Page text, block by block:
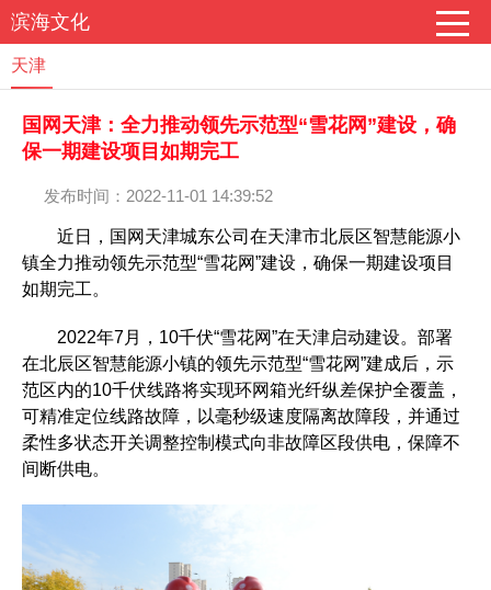
滨海文化
天津
国网天津：全力推动领先示范型“雪花网”建设，确
保一期建设项目如期完工
发布时间：2022-11-01 14:39:52
近日，国网天津城东公司在天津市北辰区智慧能源小
镇全力推动领先示范型“雪花网”建设，确保一期建设项目
如期完工。
2022年7月，10千伏“雪花网”在天津启动建设。部署
在北辰区智慧能源小镇的领先示范型“雪花网”建成后，示
范区内的10千伏线路将实现环网箱光纤纵差保护全覆盖，
可精准定位线路故障，以毫秒级速度隔离故障段，并通过
柔性多状态开关调整控制模式向非故障区段供电，保障不
间断供电。